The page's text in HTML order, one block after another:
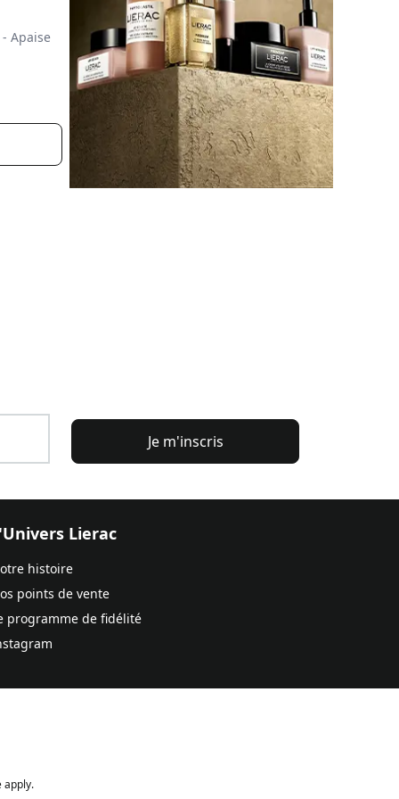
Apaise
Je m'inscris
Lierac
histoire
points de vente
programme de fidélité
apply.